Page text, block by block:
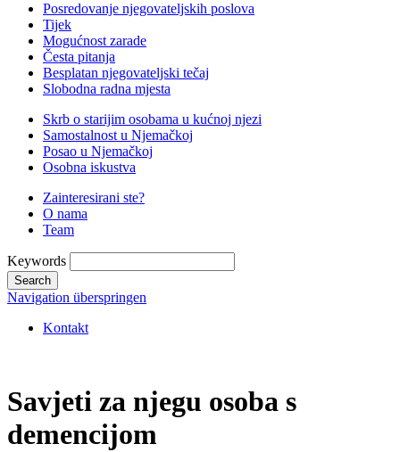
Posredovanje njegovateljskih poslova
Tijek
Mogućnost zarade
Česta pitanja
Besplatan njegovateljski tečaj
Slobodna radna mjesta
Skrb o starijim osobama u kućnoj njezi
Samostalnost u Njemačkoj
Posao u Njemačkoj
Osobna iskustva
Zainteresirani ste?
O nama
Team
Keywords
Search
Navigation überspringen
Kontakt
Savjeti za njegu osoba s
demencijom